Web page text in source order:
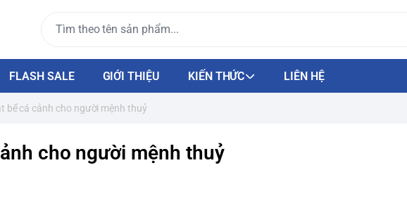
FLASH SALE GIỚI THIỆU KIẾN THỨC LIÊN HỆ
bể cá cảnh cho người mệnh thuỷ
cho người mệnh thuỷ